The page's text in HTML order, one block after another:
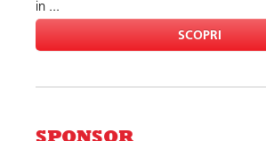
in ...
SCOPRI
SPONSOR